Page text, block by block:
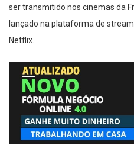
ser transmitido nos cinemas da
lançado na plataforma de
Netflix.